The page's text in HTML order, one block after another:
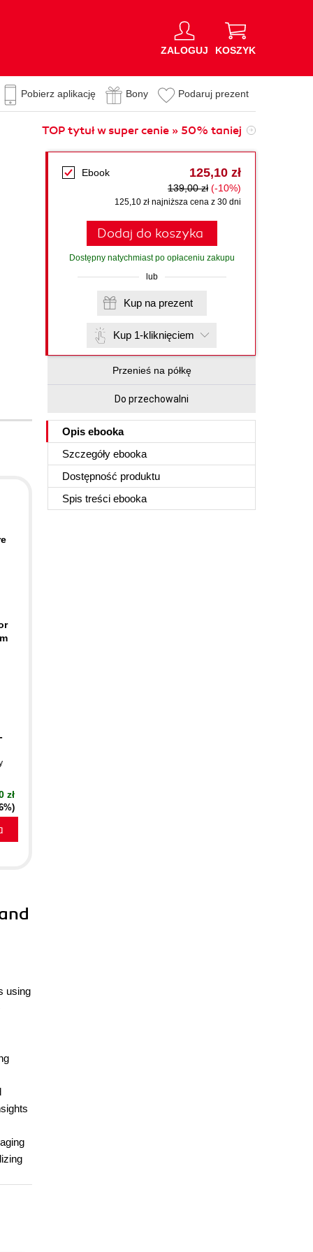
ZALOGUJ KOSZYK
Pobierz aplikację Bony Podaruj prezent
TOP tytuł w super cenie » 50% taniej
Ebook 125,10 zł
139,00 zł (-10%)
125,10 zł najniższa cena z 30 dni
Dodaj do koszyka
Dostępny natychmiast po opłaceniu zakupu
lub
Kup na prezent
Kup 1-kliknięciem
Przenieś na półkę
Do przechowalni
Opis ebooka
Szczegóły ebooka
Dostępność produktu
Spis treści ebooka
zł
using